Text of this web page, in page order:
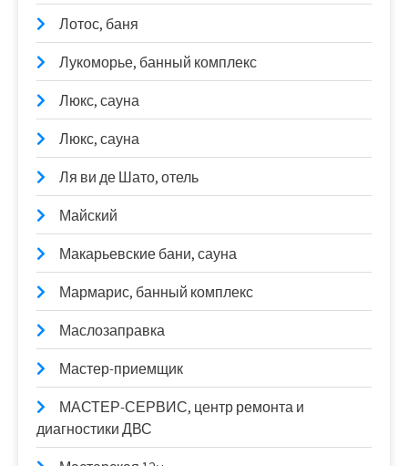
Лотос, баня
Лукоморье, банный комплекс
Люкс, сауна
Люкс, сауна
Ля ви де Шато, отель
Майский
Макарьевские бани, сауна
Мармарис, банный комплекс
Маслозаправка
Мастер-приемщик
МАСТЕР-СЕРВИС, центр ремонта и
диагностики ДВС